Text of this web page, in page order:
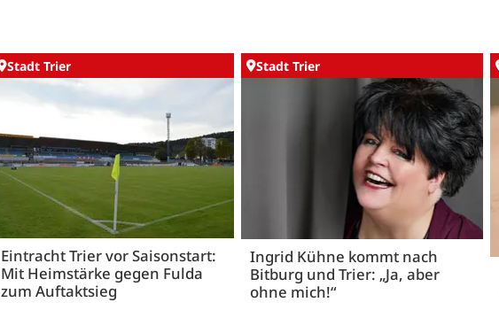
Stadt Trier
Eintracht Trier vor Saisonstart:
Mit Heimstärke gegen Fulda
zum Auftaktsieg
Stadt Trier
Ingrid Kühne kommt nach
Bitburg und Trier: „Ja, aber
ohne mich!“